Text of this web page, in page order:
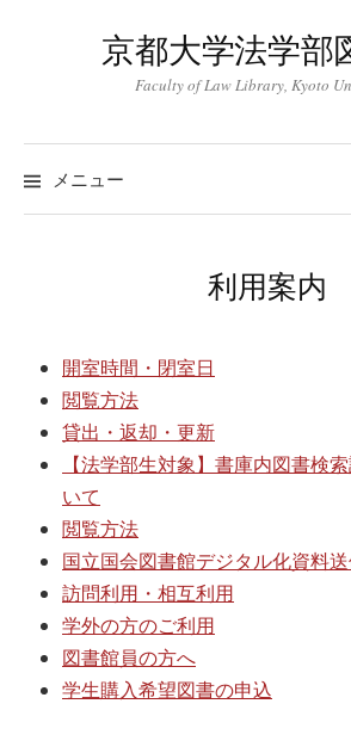
ツ
へ
ス
京都大学法学部
Faculty of Law Library, Kyoto
メニュー
利用案内
開室時間・閉室日
閲覧方法
貸出・返却・更新
【法学部生対象】書庫内図書検
いて
閲覧方法
国立国会図書館デジタル化資料
訪問利用・相互利用
学外の方のご利用
図書館員の方へ
学生購入希望図書の申込